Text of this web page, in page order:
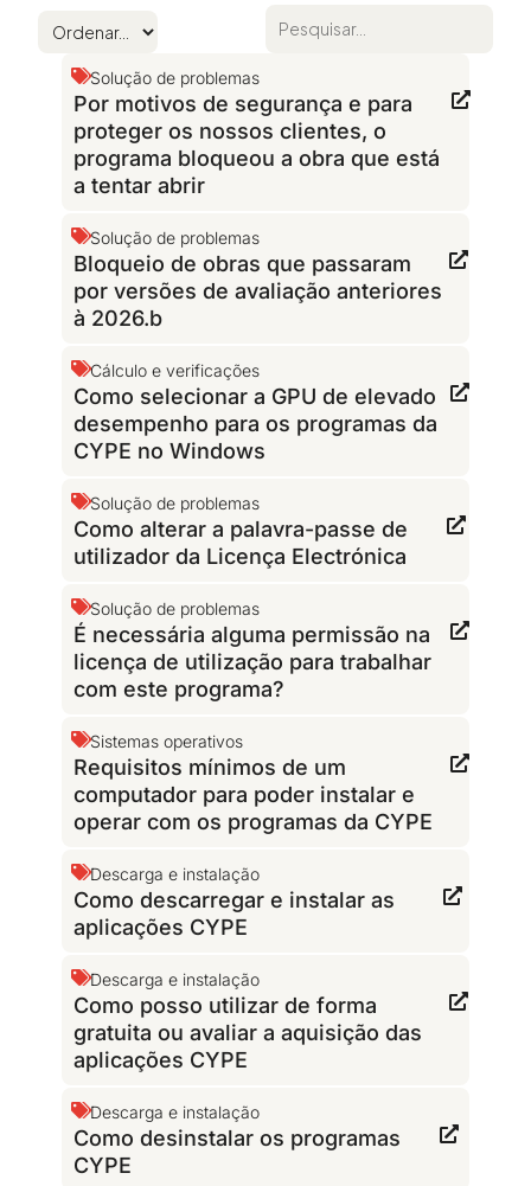
Solução de problemas
Por motivos de segurança e para
proteger os nossos clientes, o
programa bloqueou a obra que está
a tentar abrir
Solução de problemas
Bloqueio de obras que passaram
por versões de avaliação anteriores
à 2026.b
Cálculo e verificações
Como selecionar a GPU de elevado
desempenho para os programas da
CYPE no Windows
Solução de problemas
Como alterar a palavra-passe de
utilizador da Licença Electrónica
Solução de problemas
É necessária alguma permissão na
licença de utilização para trabalhar
com este programa?
Sistemas operativos
Requisitos mínimos de um
computador para poder instalar e
operar com os programas da CYPE
Descarga e instalação
Como descarregar e instalar as
aplicações CYPE
Descarga e instalação
Como posso utilizar de forma
gratuita ou avaliar a aquisição das
aplicações CYPE
Descarga e instalação
Como desinstalar os programas
CYPE